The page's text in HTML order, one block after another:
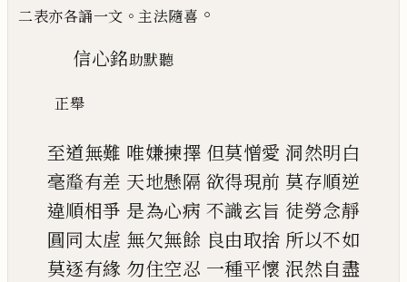
二表亦各誦一文 。 主法隨喜 。
信心銘助默聽
正舉
至道無難 唯嫌揀擇 但莫憎愛 洞然明白
毫𨤲有差 天地懸隔 欲得現前 莫存順逆
違順相爭 是為心病 不識玄旨 徒勞念靜
圓同太虗 無欠無餘 良由取捨 所以不如
莫逐有緣 勿住空忍 一種平懷 泯然自盡